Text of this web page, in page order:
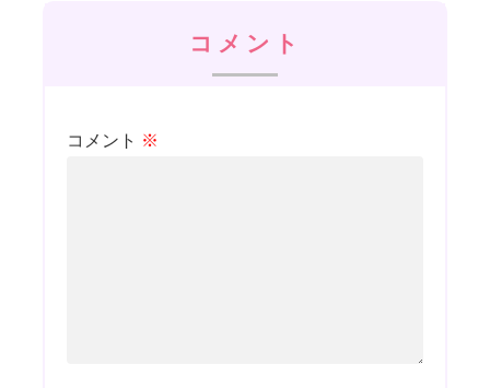
コメント
コメント ※